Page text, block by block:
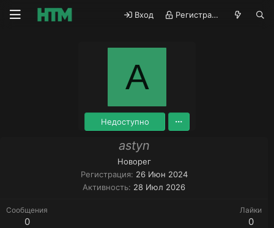
Вход Регистрация
A
Недоступно
astyn
Новорег
Регистрация 26 Июн 2024
Активность 28 Июл 2026
Сообщения
0
Лайки
0